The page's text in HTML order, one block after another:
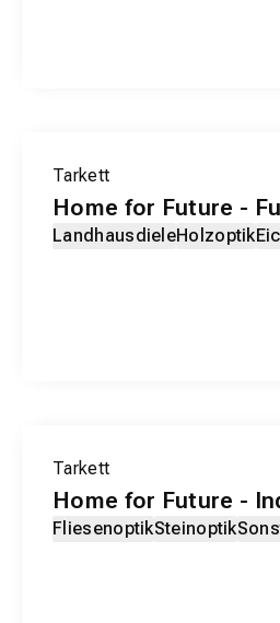
EXKLUSIV-PRODUKT
Tarkett
Home for Future -
LandhausdieleHolzoptik
EXKLUSIV-PRODUKT
Tarkett
Home for Future -
FliesenoptikSteinoptik